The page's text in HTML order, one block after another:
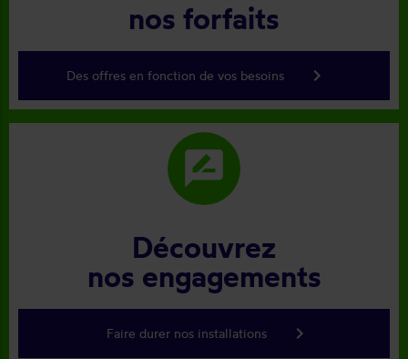
nos forfaits
Des offres en fonction de vos besoins keyboard_arrow_right
rate_review
Découvrez
nos engagements
Faire durer nos installations keyboard_arrow_right